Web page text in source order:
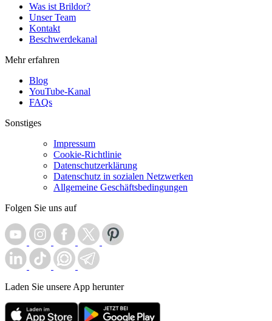
Was ist Brildor?
Unser Team
Kontakt
Beschwerdekanal
Mehr erfahren
Blog
YouTube-Kanal
FAQs
Sonstiges
Impressum
Cookie-Richtlinie
Datenschutzerklärung
Datenschutz in sozialen Netzwerken
Allgemeine Geschäftsbedingungen
Folgen Sie uns auf
Laden Sie unsere App herunter